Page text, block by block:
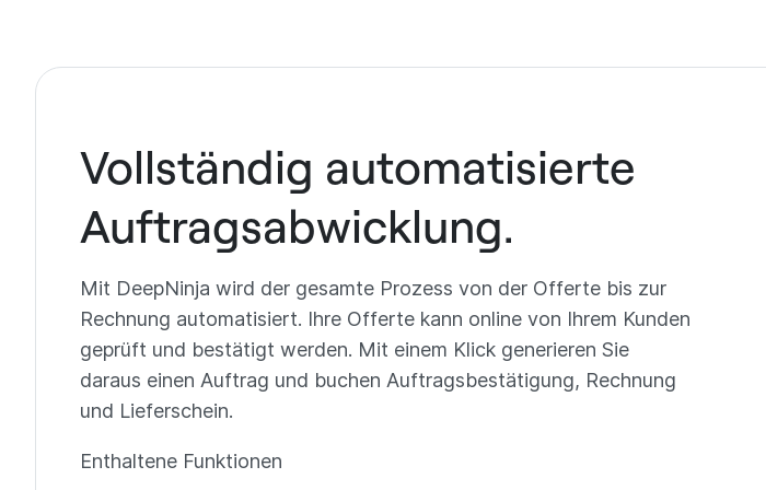
Vollständig automatisierte
Auftragsabwicklung.
Mit DeepNinja wird der gesamte Prozess von der Offerte bis zur
Rechnung automatisiert. Ihre Offerte kann online von Ihrem Kunden
geprüft und bestätigt werden. Mit einem Klick generieren Sie
daraus einen Auftrag und buchen Auftragsbestätigung, Rechnung
und Lieferschein.
Enthaltene Funktionen